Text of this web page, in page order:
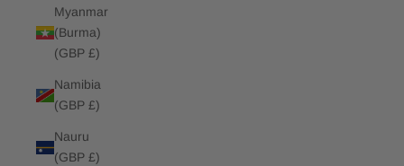
Myanmar
(Burma)
(GBP £)
Namibia
(GBP £)
Nauru
(GBP £)